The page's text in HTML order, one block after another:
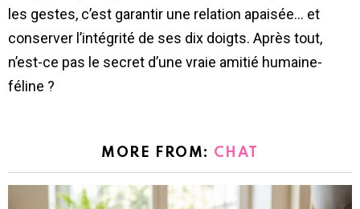
les gestes, c’est garantir une relation apaisée… et
conserver l’intégrité de ses dix doigts. Après tout,
n’est-ce pas le secret d’une vraie amitié humaine-
féline ?
MORE FROM: CHAT